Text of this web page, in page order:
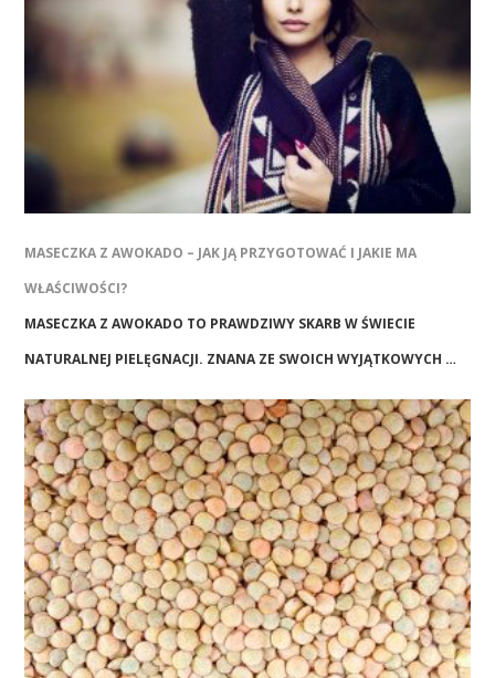
MASECZKA Z AWOKADO – JAK JĄ PRZYGOTOWAĆ I JAKIE MA
WŁAŚCIWOŚCI?
MASECZKA Z AWOKADO TO PRAWDZIWY SKARB W ŚWIECIE
NATURALNEJ PIELĘGNACJI. ZNANA ZE SWOICH WYJĄTKOWYCH …